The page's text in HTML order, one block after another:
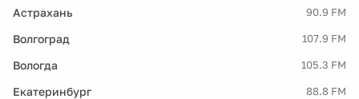
Астрахань 90.9 FM
Волгоград 107.9 FM
Вологда 105.3 FM
Екатеринбург 88.8 FM